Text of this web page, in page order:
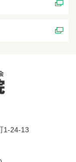
1-24-13